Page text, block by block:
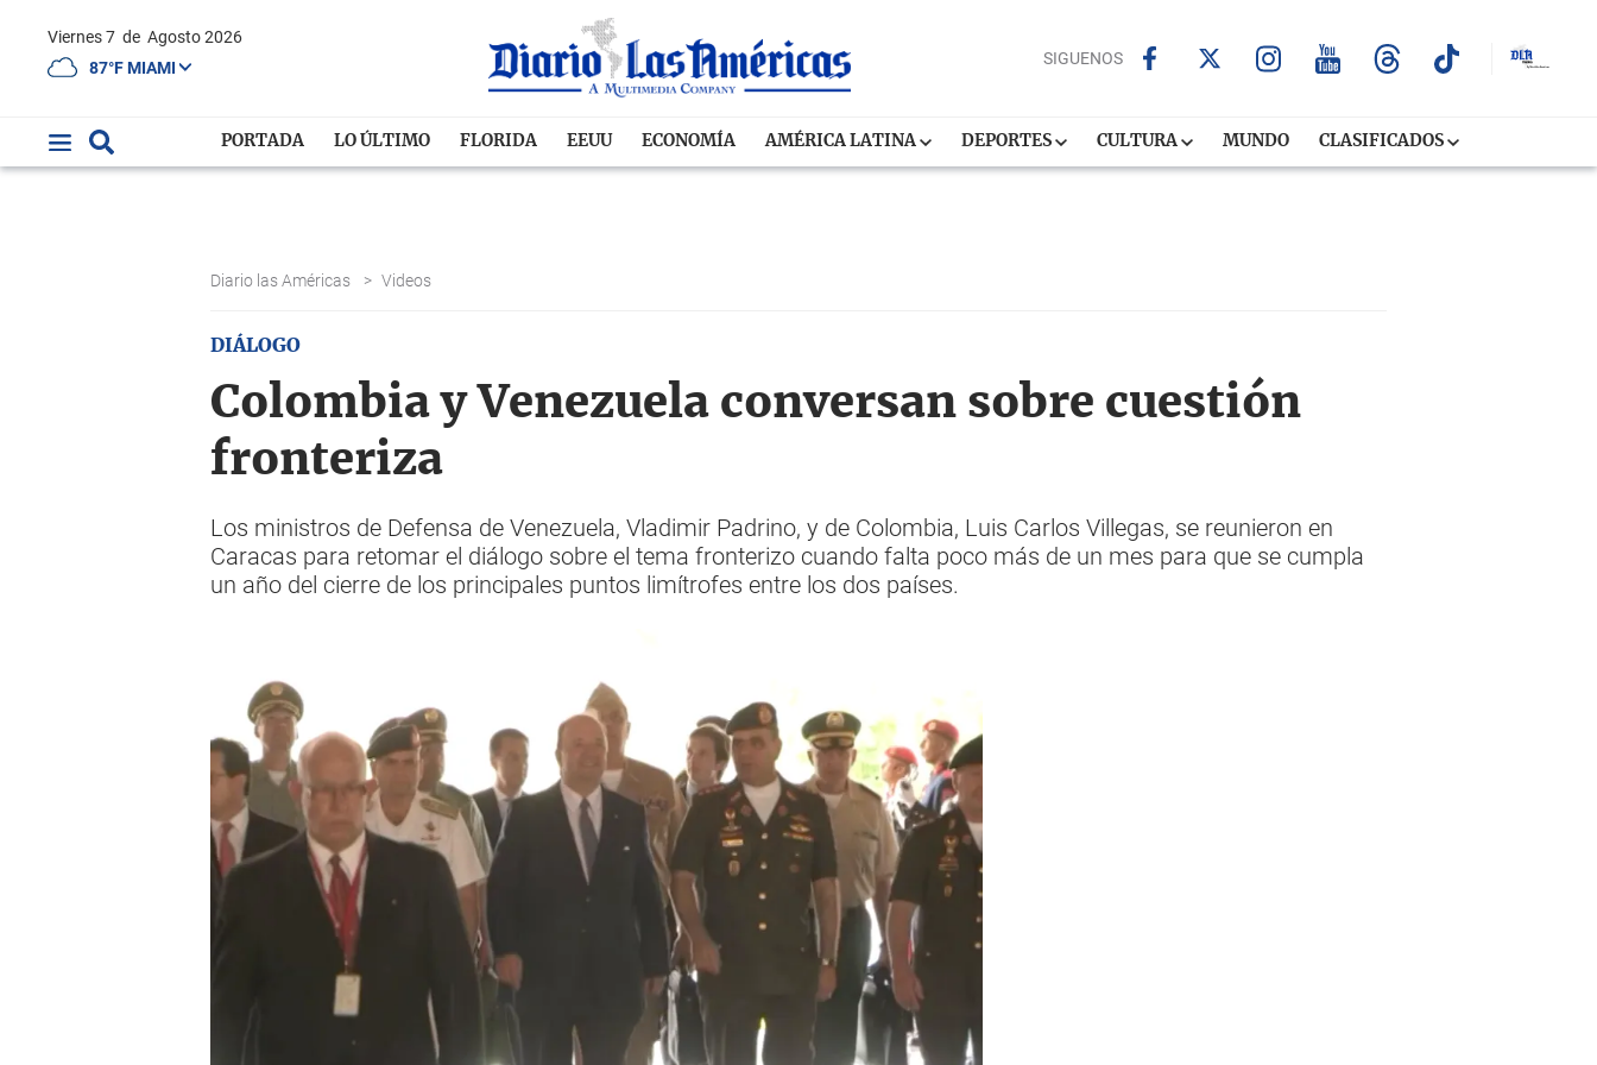
Viernes 7 de Agosto 2026
87°F MIAMI
SIGUENOS
PORTADA LO ÚLTIMO FLORIDA EEUU ECONOMÍA AMÉRICA LATINA DEPORTES CULTURA MUNDO CLASIFICADOS
Diario las Américas > Videos
DIÁLOGO
Colombia y Venezuela conversan sobre cuestión
fronteriza
Los ministros de Defensa de Venezuela, Vladimir Padrino, y de Colombia, Luis Carlos Villegas, se reunieron en
Caracas para retomar el diálogo sobre el tema fronterizo cuando falta poco más de un mes para que se cumpla
un año del cierre de los principales puntos limítrofes entre los dos países.